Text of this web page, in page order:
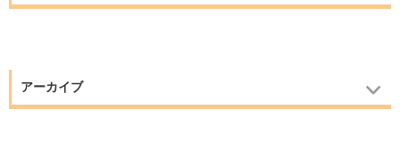
アーカイブ